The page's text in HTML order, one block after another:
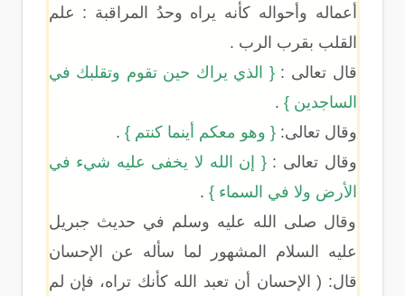
أعماله وأحواله كأنه يراه وحدُ المراقبة : علم
القلب بقرب الرب .
قال تعالى :{ الذي يراك حين تقوم وتقلبك في
الساجدين } .
وقال تعالى:{ وهو معكم أينما كنتم } .
وقال تعالى :{ إن الله لا يخفى عليه شيء في
الأرض ولا في السماء } .
وقال صلى الله عليه وسلم في حديث جبريل
عليه السلام المشهور لما سأله عن الإحسان
قال: ( الإحسان أن تعبد الله كأنك تراه، فإن لم